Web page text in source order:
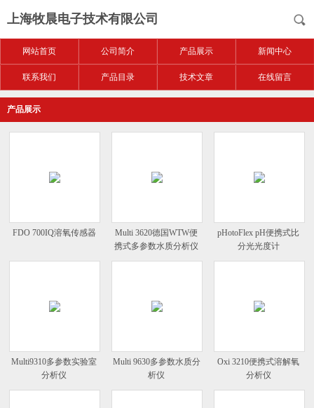
上海牧晨电子技术有限公司
网站首页 公司简介 产品展示 新闻中心
联系我们 产品目录 技术文章 在线留言
产品展示
FDO 700IQ溶氧传感器
Multi 3620德国WTW便
携式多参数水质分析仪
pHotoFlex pH便携式比
分光光度计
Multi9310多参数实验室
分析仪
Multi 9630多参数水质分
析仪
Oxi 3210便携式溶解氧
分析仪